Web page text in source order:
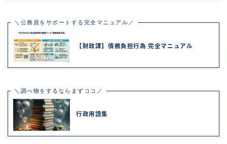
＼公務員をサポートする完全マニュアル／
【財政課】債務負担行為 完全マニュアル
＼調べ物をするならまずココ／
行政用語集